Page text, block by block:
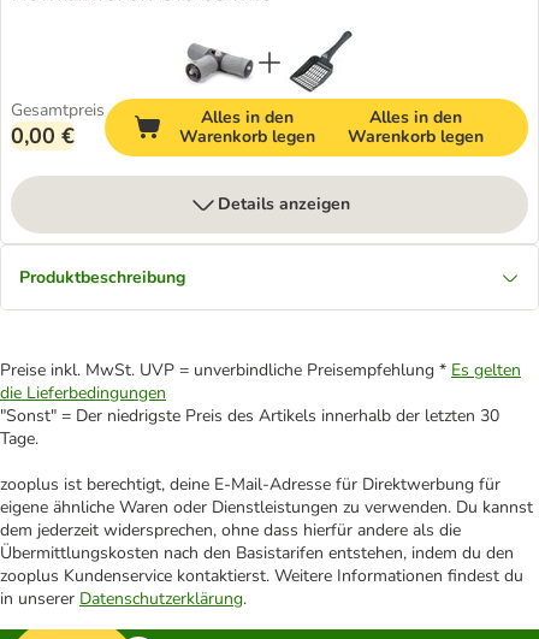
Gesamtpreis
0,00 €
Alles in den
Warenkorb legen
Alles in den
Warenkorb legen
Details anzeigen
Produktbeschreibung
Preise inkl. MwSt. UVP = unverbindliche Preisempfehlung * Es gelten
die Lieferbedingungen
"Sonst" = Der niedrigste Preis des Artikels innerhalb der letzten 30
Tage.
zooplus ist berechtigt, deine E-Mail-Adresse für Direktwerbung für
eigene ähnliche Waren oder Dienstleistungen zu verwenden. Du kannst
dem jederzeit widersprechen, ohne dass hierfür andere als die
Übermittlungskosten nach den Basistarifen entstehen, indem du den
zooplus Kundenservice kontaktierst. Weitere Informationen findest du
in unserer Datenschutzerklärung.